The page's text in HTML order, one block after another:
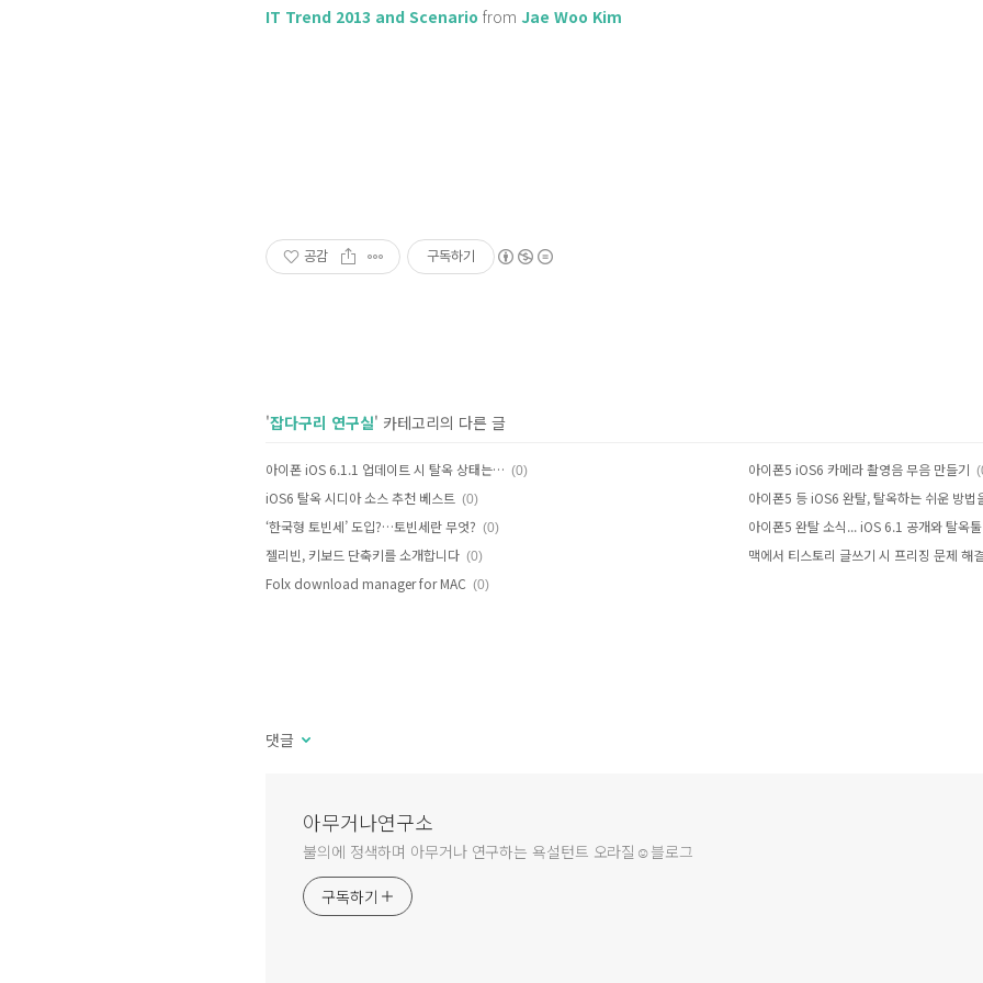
IT Trend 2013 and Scenario from Jae Woo Kim
공감 구독하기
'잡다구리 연구실' 카테고리의 다른 글
아이폰 iOS 6.1.1 업데이트 시 탈옥 상태는… (0) 아이폰5 iOS6 카메라 촬영음 무음 만들기
iOS6 탈옥 시디아 소스 추천 베스트 (0)
‘한국형 토빈세’ 도입?…토빈세란 무엇? (0)
젤리빈, 키보드 단축키를 소개합니다 (0)
맥에서 티스토리 글쓰기 시 프리징 문제 해
Folx download manager for MAC (0)
댓글
아무거나연구소
불의에 정색하며 아무거나 연구하는 욕설턴트 오라질☺블로그
구독하기